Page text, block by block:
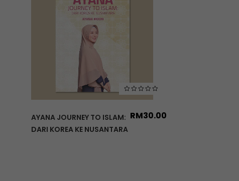
AYANA JOURNEY TO ISLAM:
DARI KOREA KE NUSANTARA
RM30.00